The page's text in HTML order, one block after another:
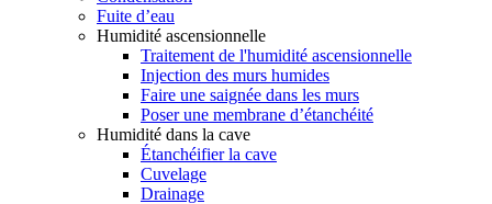
Fuite d’eau
Humidité ascensionnelle
Traitement de l'humidité ascensionnelle
Injection des murs humides
Faire une saignée dans les murs
Poser une membrane d’étanchéité
Humidité dans la cave
Étanchéifier la cave
Cuvelage
Drainage